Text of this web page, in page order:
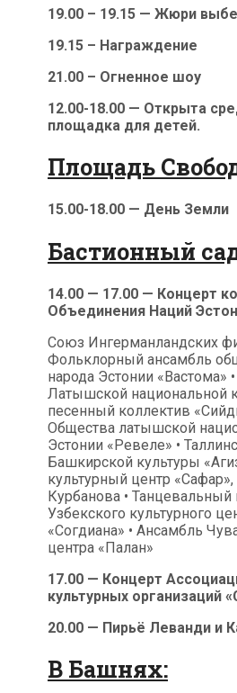
19.00 – 19.15 — Жюри
19.15 – Награждение
21.00 – Огненное шоу
12.00-18.00 — Открыта
площадка для детей.
Площадь
15.00-18.00 — День Земли
Бастионный
14.00 — 17.00 — Концерт
Объединения Наций
Союз Ингерманландских
Фольклорный ансамбль
народа Эстонии «Вастома»
Латышской национальной
песенный коллектив
Общества латышской
Эстонии «Ревеле» •
Башкирской культуры
культурный центр
Курбанова • Танцевальный
Узбекского культурного
«Согдиана» • Ансамбль
центра «Палан»
17.00 — Концерт
культурных организаций
20.00 — Пирьё Леванди и
В Башнях: